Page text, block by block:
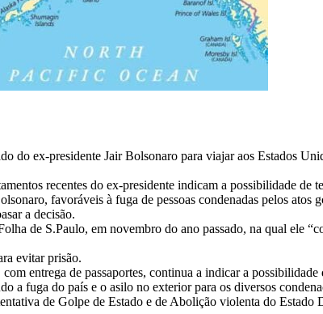
do ex-presidente Jair Bolsonaro para viajar aos Estados
recentes do ex-presidente indicam a possibilidade de
favoráveis à fuga de pessoas condenadas pelos atos
a decisão.
de S.Paulo, em novembro do ano passado, na qual ele
evitar prisão.
entrega de passaportes, continua a indicar a
a fuga do país e o asilo no exterior para os diversos
de Golpe de Estado e de Abolição violenta do